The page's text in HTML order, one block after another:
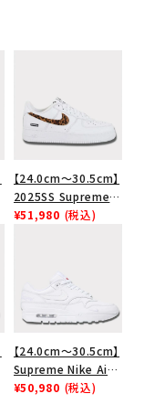
【24.0cm～30.5cm】
2025SS Supreme
GOODENOUGH
エアフォース１スニー
カー シューズ ホワイ
ト
¥51,980 (税込)
【24.0cm～30.5cm】
Supreme Nike Air
Max 1 '87 SP シュプ
¥50,980 (税込)